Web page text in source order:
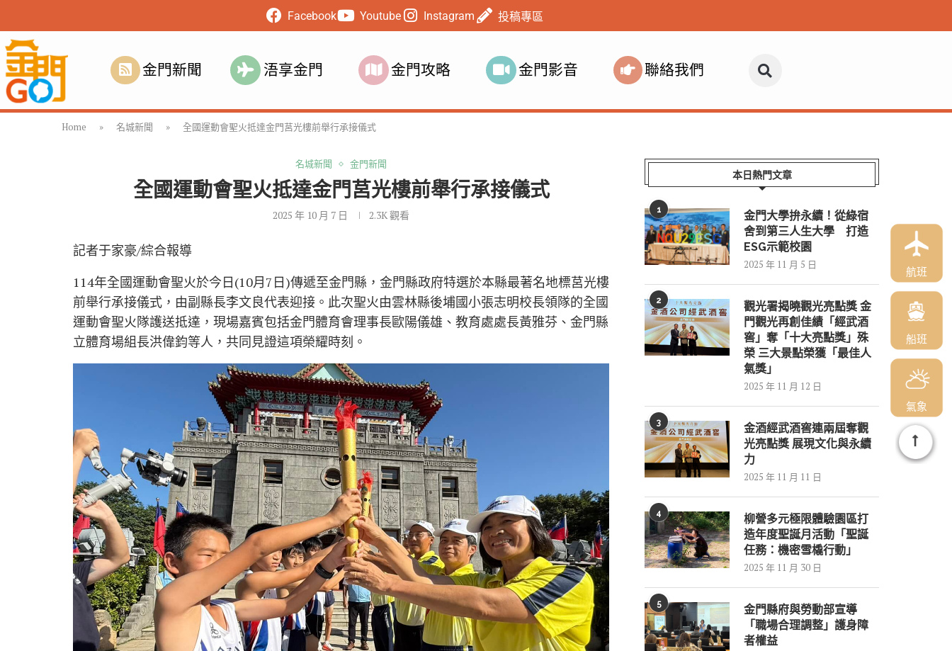
Facebook Youtube Instagram 投稿專區
金門新聞 浯享金門 金門攻略 金門影音 聯絡我們
Home » 名城新聞 » 全國運動會聖火抵達金門莒光樓前舉行承接儀式
名城新聞 金門新聞
全國運動會聖火抵達金門莒光樓前舉行承接儀式
2025 年 10 月 7 日 2.3K觀看
記者于家豪/綜合報導
114年全國運動會聖火於今日(10月7日)傳遞至金門縣，金門縣政府特選於本縣最著名地標莒光樓
前舉行承接儀式，由副縣長李文良代表迎接。此次聖火由雲林縣後埔國小張志明校長領隊的全國
運動會聖火隊護送抵達，現場嘉賓包括金門體育會理事長歐陽儀雄、教育處處長黃雅芬、金門縣
立體育場組長洪偉鈞等人，共同見證這項榮耀時刻。
本日熱門文章
1
金門大學拚永續！從綠宿
舍到第三人生大學 打造
ESG示範校園
2025 年 11 月 5 日
2
觀光署揭曉觀光亮點獎 金
門觀光再創佳績「經武酒
窖」奪「十大亮點獎」殊
榮 三大景點榮獲「最佳人
氣獎」
2025 年 11 月 12 日
3
金酒經武酒窖連兩屆奪觀
光亮點獎 展現文化與永續
力
2025 年 11 月 11 日
4
柳營多元極限體驗園區打
造年度聖誕月活動「聖誕
任務：機密雪橇行動」
2025 年 11 月 30 日
5
金門縣府與勞動部宣導
「職場合理調整」護身障
者權益
航班
船班
氣象